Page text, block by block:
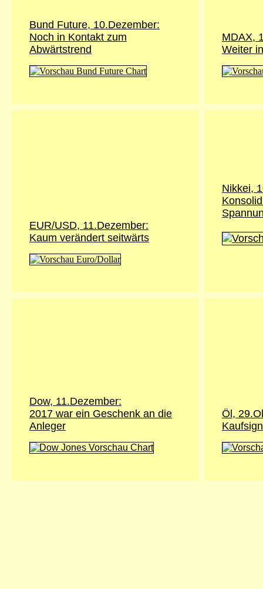
Bund Future, 10.Dezember:
Noch in Kontakt zum
Abwärtstrend
MDAX,
Weiter
EUR/USD, 11.Dezember:
Kaum verändert seitwärts
Nikkei,
Dow, 11.Dezember:
2017 war ein Geschenk an die
Anleger
Öl,